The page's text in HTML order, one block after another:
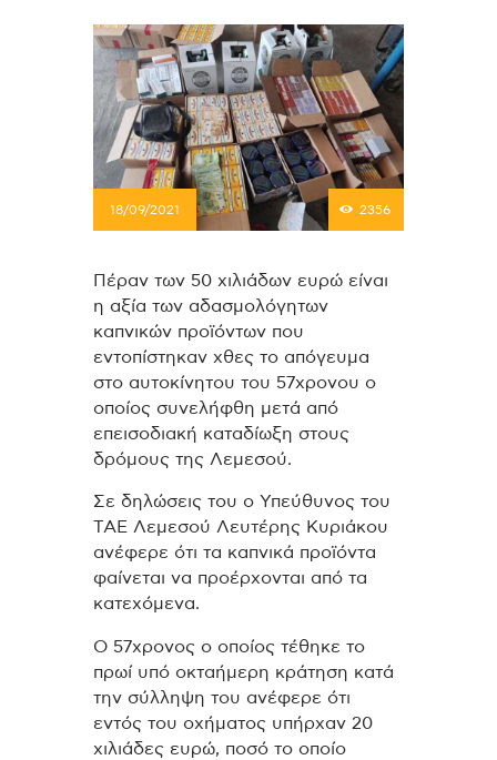
18/09/2021 2356
Πέραν των 50 χιλιάδων ευρώ είναι
η αξία των αδασμολόγητων
καπνικών προϊόντων που
εντοπίστηκαν χθες το απόγευμα
στο αυτοκίνητου του 57χρονου ο
οποίος συνελήφθη μετά από
επεισοδιακή καταδίωξη στους
δρόμους της Λεμεσού.
Σε δηλώσεις του ο Υπεύθυνος του
ΤΑΕ Λεμεσού Λευτέρης Κυριάκου
ανέφερε ότι τα καπνικά προϊόντα
φαίνεται να προέρχονται από τα
κατεχόμενα.
Ο 57χρονος ο οποίος τέθηκε το
πρωί υπό οκταήμερη κράτηση κατά
την σύλληψη του ανέφερε ότι
εντός του οχήματος υπήρχαν 20
χιλιάδες ευρώ, ποσό το οποίο